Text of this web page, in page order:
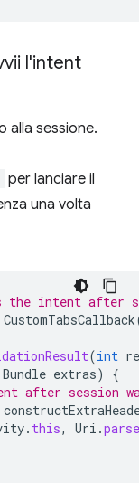
l'intent
alla sessione.
per lanciare il
una volta
the intent after
CustomTabsCallback
(int
Bundle extras)
{
after session
. this, Uri .parse